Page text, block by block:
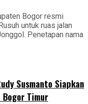
Bogor resmi
untuk ruas jalan
Penetapan nama
Susmanto Siapkan
Bogor Timur